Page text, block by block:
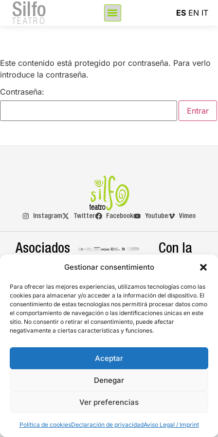
Gestionar consentimiento
Para ofrecer las mejores experiencias, utilizamos tecnologías como las
cookies para almacenar y/o acceder a la información del dispositivo. El
consentimiento de estas tecnologías nos permitirá procesar datos como
el comportamiento de navegación o las identificaciones únicas en este
sitio. No consentir o retirar el consentimiento, puede afectar
negativamente a ciertas características y funciones.
Aceptar
Denegar
Ver preferencias
Política de cookiesDeclaración de privacidadAviso Legal / Imprint
Silfo
TEATRO
ES EN IT
Este contenido está protegido por contraseña. Para verlo
introduce la contraseña.
Contraseña:
Instagram Twitter Facebook Youtube Vimeo
Asociados
Con la
ayuda de:
Accesibilidad Aviso Legal